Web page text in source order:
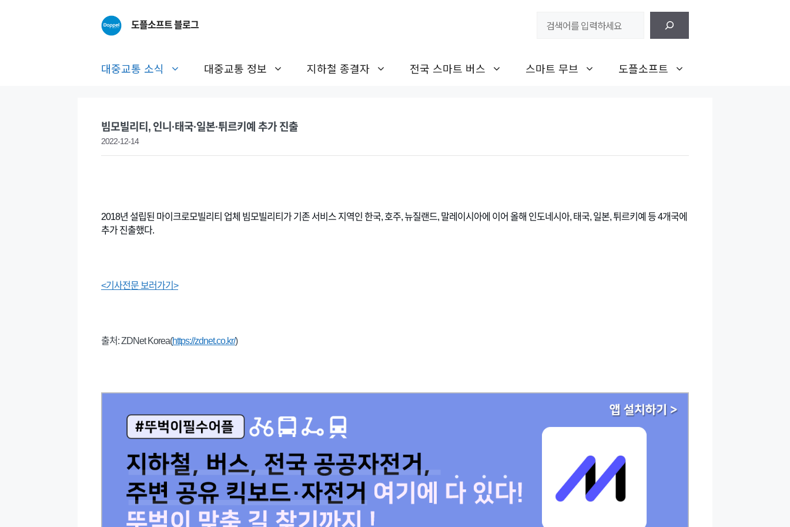
도플소프트 블로그
대중교통 소식 대중교통 정보 지하철 종결자 전국 스마트 버스 스마트 무브 도플소프트
빔모빌리티, 인니·태국·일본·튀르키예 추가 진출
2022-12-14
2018년 설립된 마이크로모빌리티 업체 빔모빌리티가 기존 서비스 지역인 한국, 호주, 뉴질랜드, 말레이시아에 이어 올해 인도네시아, 태국, 일본, 튀르키예 등 4개국에
추가 진출했다.
<기사전문 보러가기>
출처: ZDNet Korea(https://zdnet.co.kr/)